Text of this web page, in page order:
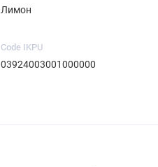
Лимон
Code IKPU
03924003001000000